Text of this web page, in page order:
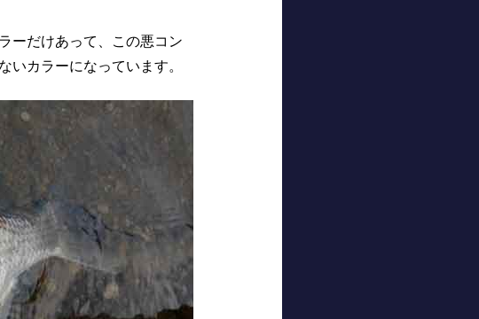
ーだけあって、この悪コン
いカラーになっています。